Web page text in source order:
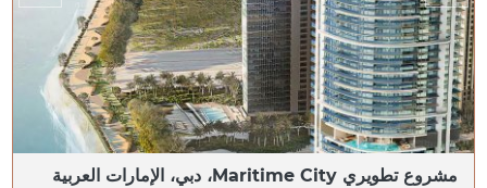
مشروع تطويري Maritime City، دبي، الإمارات العربية